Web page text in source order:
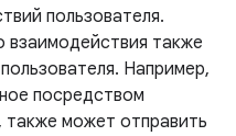
пользователя.
взаимодействия также
Например,
посредством
также может отправить